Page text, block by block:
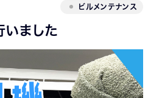
CONTACT
ビルメンテナンス
ました